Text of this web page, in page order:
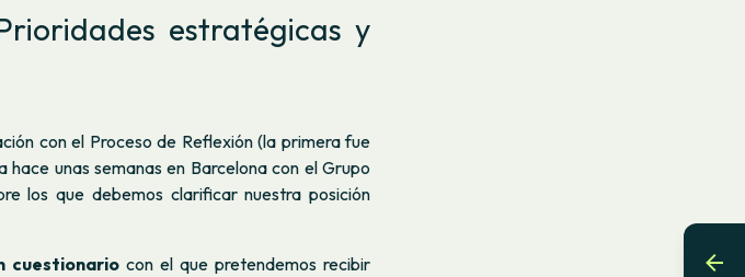
estratégicas y
con el Proceso de Reflexión (la primera fue
unas semanas en Barcelona con el Grupo
los que debemos clarificar nuestra posición
cuestionariocon el que pretendemos recibir